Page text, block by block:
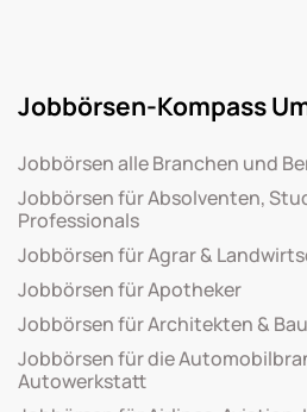
Jobbörsen-Kompass
Jobbörsen alle Branchen und
Jobbörsen für Absolventen,
Professionals
Jobbörsen für Agrar &
Jobbörsen für Apotheker
Jobbörsen für Architekten &
Jobbörsen für die
Autowerkstatt